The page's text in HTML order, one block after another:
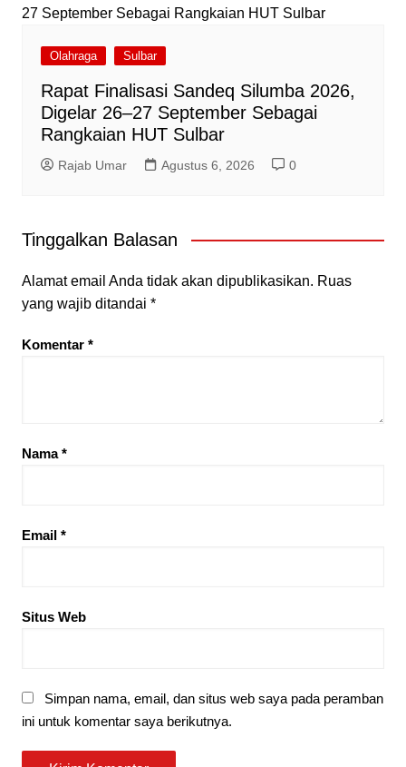
Olahraga Sulbar
Rapat Finalisasi Sandeq Silumba 2026,
Digelar 26–27 September Sebagai
Rangkaian HUT Sulbar
Rajab Umar Agustus 6, 2026 0
Tinggalkan Balasan
Alamat email Anda tidak akan dipublikasikan. Ruas
yang wajib ditandai *
Komentar *
Nama*
Email *
Situs Web
Simpan nama, email, dan situs web saya pada peramban
ini untuk komentar saya berikutnya.